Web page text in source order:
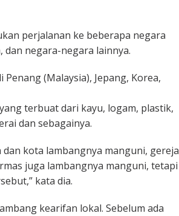
perjalanan ke beberapa negara
dan negara-negara lainnya.
(Malaysia), Jepang, Korea,
terbuat dari kayu, logam, plastik,
dan sebagainya.
kota lambangnya manguni, gereja
juga lambangnya manguni, tetapi
kata dia.
kearifan lokal. Sebelum ada